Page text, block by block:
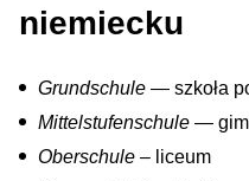
niemiecku
Grundschule — szkoła
Mittelstufenschule —
Oberschule – liceum